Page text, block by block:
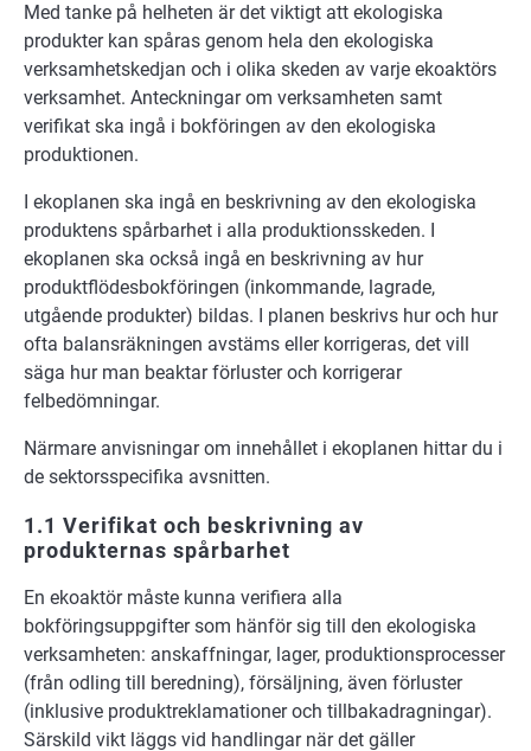
Med tanke på helheten är det viktigt att ekologiska
produkter kan spåras genom hela den ekologiska
verksamhetskedjan och i olika skeden av varje ekoaktörs
verksamhet. Anteckningar om verksamheten samt
verifikat ska ingå i bokföringen av den ekologiska
produktionen.
I ekoplanen ska ingå en beskrivning av den ekologiska
produktens spårbarhet i alla produktionsskeden. I
ekoplanen ska också ingå en beskrivning av hur
produktflödesbokföringen (inkommande, lagrade,
utgående produkter) bildas. I planen beskrivs hur och hur
ofta balansräkningen avstäms eller korrigeras, det vill
säga hur man beaktar förluster och korrigerar
felbedömningar.
Närmare anvisningar om innehållet i ekoplanen hittar du i
de sektorsspecifika avsnitten.
1.1 Verifikat och beskrivning av
produkternas spårbarhet
En ekoaktör måste kunna verifiera alla
bokföringsuppgifter som hänför sig till den ekologiska
verksamheten: anskaffningar, lager, produktionsprocesser
(från odling till beredning), försäljning, även förluster
(inklusive produktreklamationer och tillbakadragningar).
Särskild vikt läggs vid handlingar när det gäller